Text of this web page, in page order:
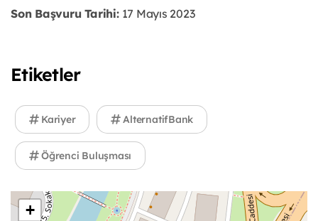
Son Başvuru Tarihi:17 Mayıs 2023
Etiketler
Kariyer AlternatifBank
Öğrenci Buluşması
+